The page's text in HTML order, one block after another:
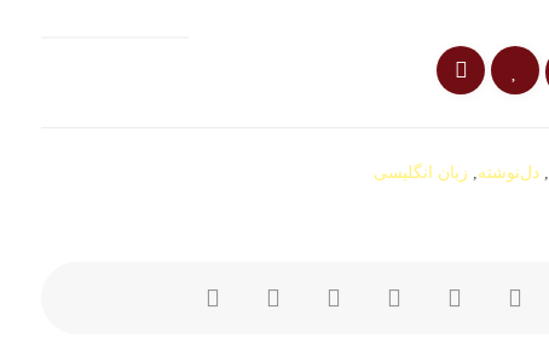
دل‌نوشته زبان انگلیسی